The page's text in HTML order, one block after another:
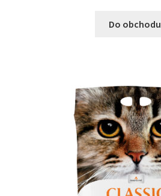
Pamlsky pro kočky
Purizon pro kočky
Royal Canin pro kočky
Do obchodu